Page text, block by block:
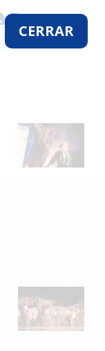
CERRAR